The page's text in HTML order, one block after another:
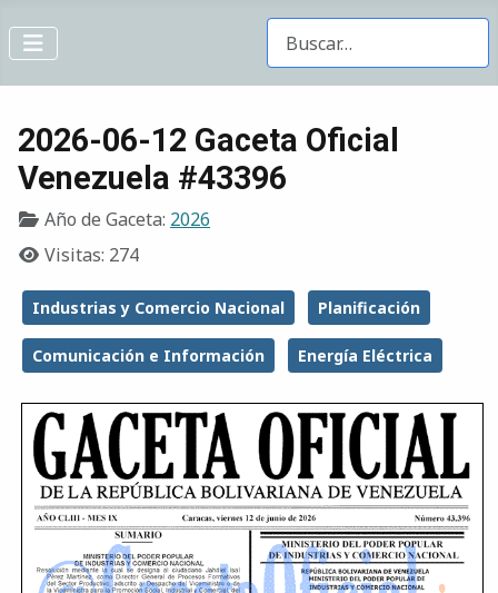
Buscar Gacetas
2026-06-12 Gaceta Oficial
Venezuela #43396
Año de Gaceta: 2026
Visitas: 274
Industrias y Comercio Nacional Planificación
Comunicación e Información Energía Eléctrica